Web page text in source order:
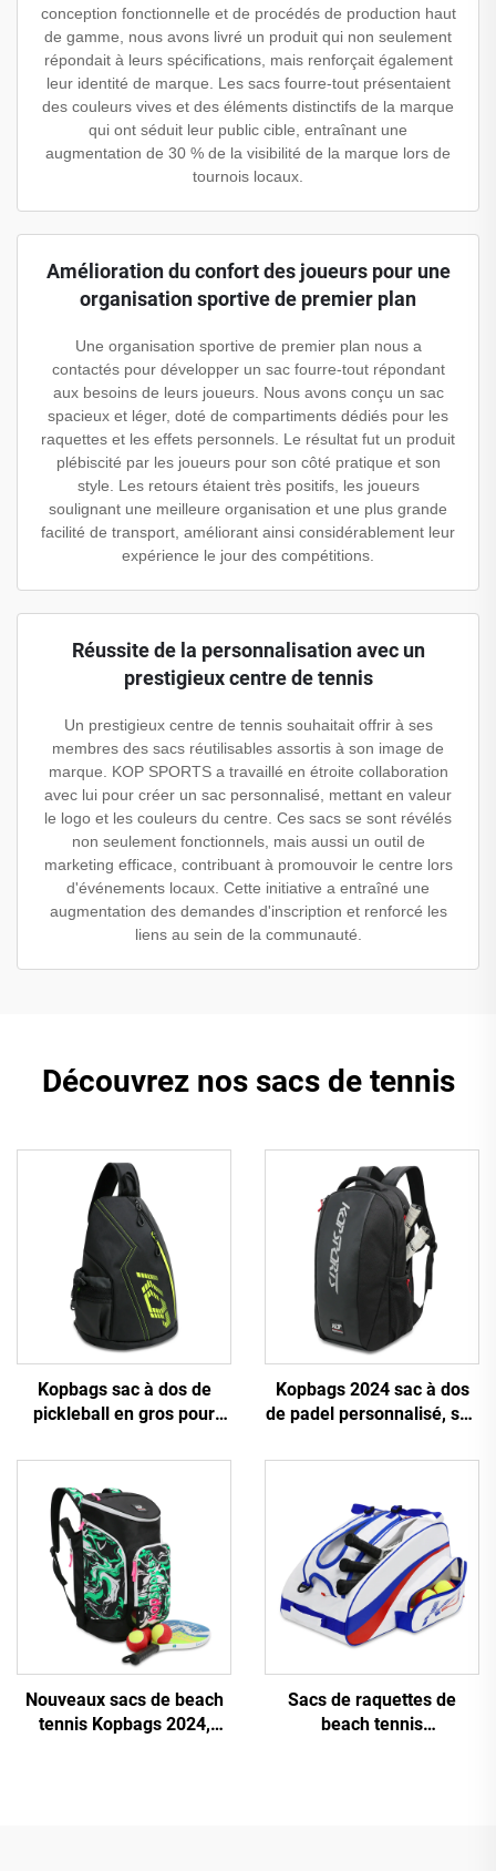
conception fonctionnelle et de procédés de production haut
de gamme, nous avons livré un produit qui non seulement
répondait à leurs spécifications, mais renforçait également
leur identité de marque. Les sacs fourre-tout présentaient
des couleurs vives et des éléments distinctifs de la marque
qui ont séduit leur public cible, entraînant une
augmentation de 30 % de la visibilité de la marque lors de
tournois locaux.
Amélioration du confort des joueurs pour une
organisation sportive de premier plan
Une organisation sportive de premier plan nous a
contactés pour développer un sac fourre-tout répondant
aux besoins de leurs joueurs. Nous avons conçu un sac
spacieux et léger, doté de compartiments dédiés pour les
raquettes et les effets personnels. Le résultat fut un produit
plébiscité par les joueurs pour son côté pratique et son
style. Les retours étaient très positifs, les joueurs
soulignant une meilleure organisation et une plus grande
facilité de transport, améliorant ainsi considérablement leur
expérience le jour des compétitions.
Réussite de la personnalisation avec un
prestigieux centre de tennis
Un prestigieux centre de tennis souhaitait offrir à ses
membres des sacs réutilisables assortis à son image de
marque. KOP SPORTS a travaillé en étroite collaboration
avec lui pour créer un sac personnalisé, mettant en valeur
le logo et les couleurs du centre. Ces sacs se sont révélés
non seulement fonctionnels, mais aussi un outil de
marketing efficace, contribuant à promouvoir le centre lors
d'événements locaux. Cette initiative a entraîné une
augmentation des demandes d'inscription et renforcé les
liens au sein de la communauté.
Découvrez nos sacs de tennis
Kopbags sac à dos de
pickleball en gros pour
de tennis, sac à dos de
tennis, raquette de
pickleball réversible
Kopbags 2024 sac à dos
de padel personnalisé, sac
de tennis de padel
Nouveaux sacs de beach
tennis Kopbags 2024,
Sacs de raquettes de
beach tennis